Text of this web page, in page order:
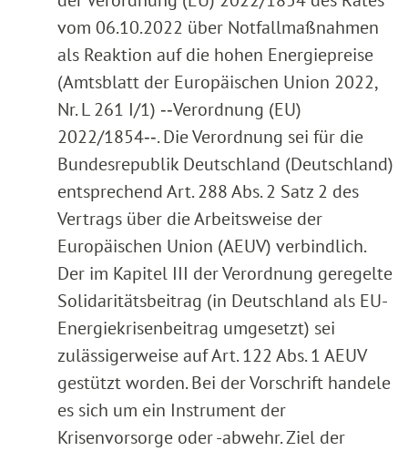
vom 06.10.2022 über Notfallmaßnahmen
als Reaktion auf die hohen Energiepreise
(Amtsblatt der Europäischen Union 2022,
Nr. L 261 I/1) ‑‑Verordnung (EU)
2022/1854‑‑. Die Verordnung sei für die
Bundesrepublik Deutschland (Deutschland)
entsprechend Art. 288 Abs. 2 Satz 2 des
Vertrags über die Arbeitsweise der
Europäischen Union (AEUV) verbindlich.
Der im Kapitel III der Verordnung geregelte
Solidaritätsbeitrag (in Deutschland als EU-
Energiekrisenbeitrag umgesetzt) sei
zulässigerweise auf Art. 122 Abs. 1 AEUV
gestützt worden. Bei der Vorschrift handele
es sich um ein Instrument der
Krisenvorsorge oder -abwehr. Ziel der